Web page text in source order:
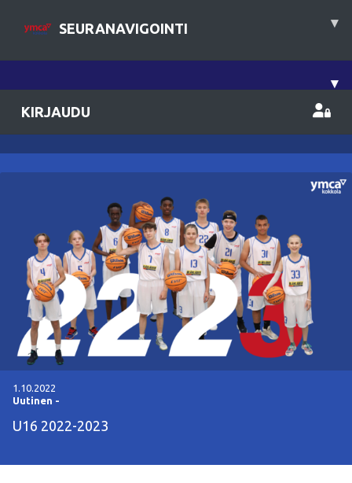
SEURANAVIGOINTI ▾
▾
KIRJAUDU
1.10.2022
Uutinen -
U16 2022-2023